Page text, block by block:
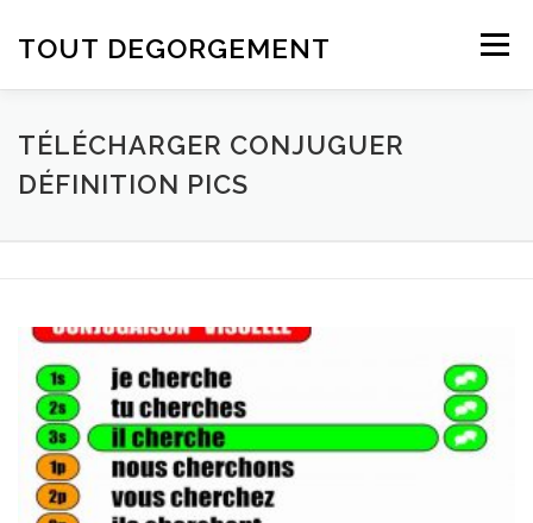
TOUT DEGORGEMENT Menu
TÉLÉCHARGER CONJUGUER
DÉFINITION PICS